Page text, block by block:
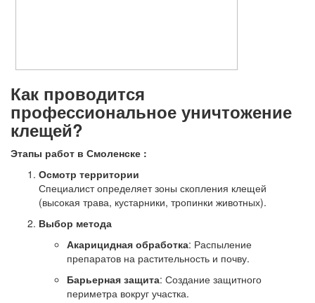
Как проводится
профессиональное уничтожение
клещей?
Этапы работ в Смоленске :
Осмотр территории
Специалист определяет зоны скопления клещей
(высокая трава, кустарники, тропинки животных).
Выбор метода
Акарицидная обработка: Распыление
препаратов на растительность и почву.
Барьерная защита: Создание защитного
периметра вокруг участка.